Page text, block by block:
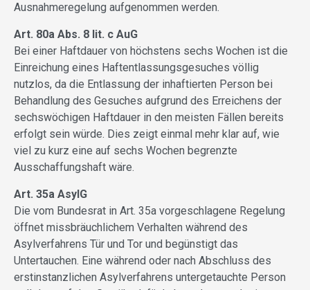
Ausnahmeregelung aufgenommen werden.
Art. 80a Abs. 8 lit. c AuG
Bei einer Haftdauer von höchstens sechs Wochen ist die
Einreichung eines Haftentlassungsgesuches völlig
nutzlos, da die Entlassung der inhaftierten Person bei
Behandlung des Gesuches aufgrund des Erreichens der
sechswöchigen Haftdauer in den meisten Fällen bereits
erfolgt sein würde. Dies zeigt einmal mehr klar auf, wie
viel zu kurz eine auf sechs Wochen begrenzte
Ausschaffungshaft wäre.
Art. 35a AsylG
Die vom Bundesrat in Art. 35a vorgeschlagene Regelung
öffnet missbräuchlichem Verhalten während des
Asylverfahrens Tür und Tor und begünstigt das
Untertauchen. Eine während oder nach Abschluss des
erstinstanzlichen Asylverfahrens untergetauchte Person